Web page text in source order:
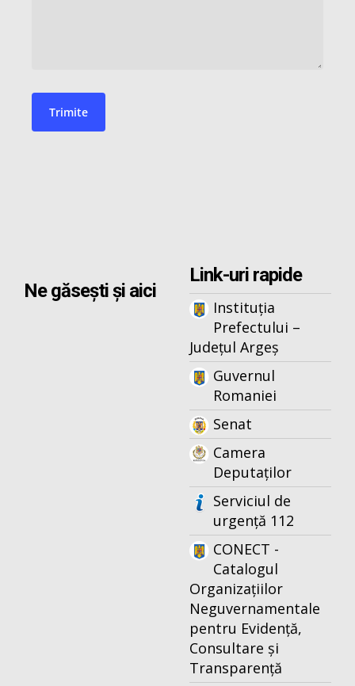
Ne găsești și aici
Link-uri rapide
Instituția
Prefectului –
Județul Argeș
Guvernul
Romaniei
Senat
Camera
Deputaților
Serviciul de
urgență 112
CONECT -
Catalogul
Organizațiilor
Neguvernamentale
pentru Evidență,
Consultare și
Transparență